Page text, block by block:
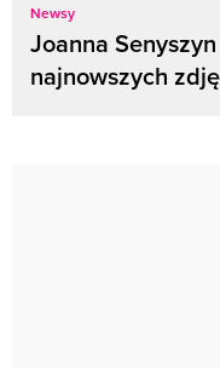
Newsy
Joanna
najnowszych